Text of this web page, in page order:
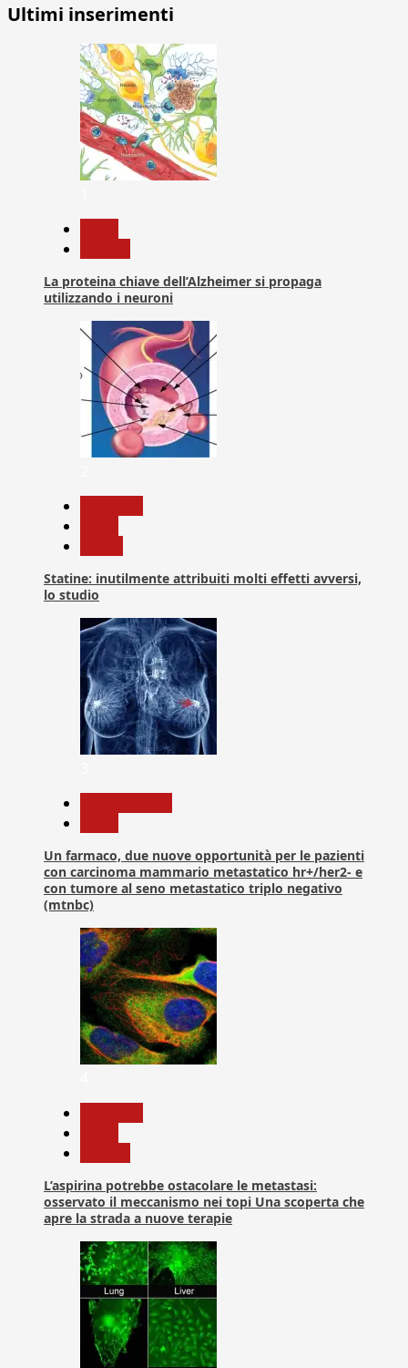
Ultimi inserimenti
La proteina chiave dell’Alzheimer si propaga
utilizzando i neuroni
Statine: inutilmente attribuiti molti effetti avversi,
lo studio
Un farmaco, due nuove opportunità per le pazienti
con carcinoma mammario metastatico hr+/her2- e
con tumore al seno metastatico triplo negativo
(mtnbc)
L’aspirina potrebbe ostacolare le metastasi:
osservato il meccanismo nei topi Una scoperta che
apre la strada a nuove terapie